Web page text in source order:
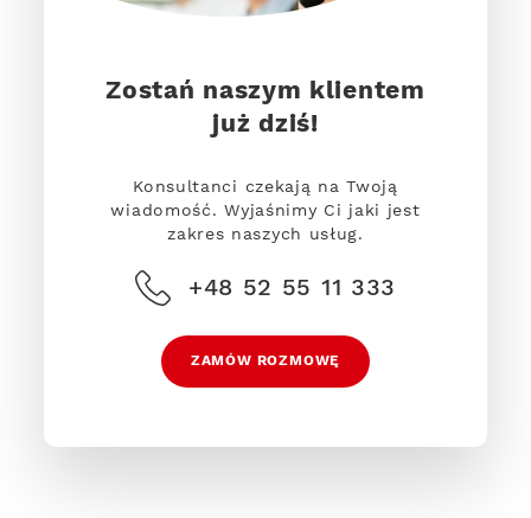
Zostań naszym klientem
już dziś!
Konsultanci czekają na Twoją
wiadomość. Wyjaśnimy Ci jaki jest
zakres naszych usług.
+48 52 55 11 333
ZAMÓW ROZMOWĘ